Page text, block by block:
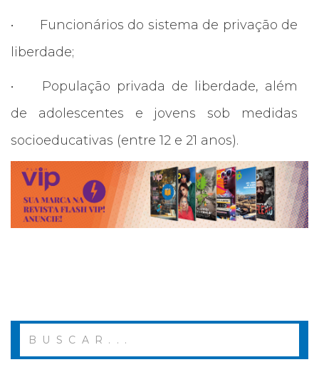
•
Funcionários do sistema de privação de
liberdade;
•
População privada de liberdade, além
de adolescentes e jovens sob medidas
socioeducativas (entre 12 e 21 anos).